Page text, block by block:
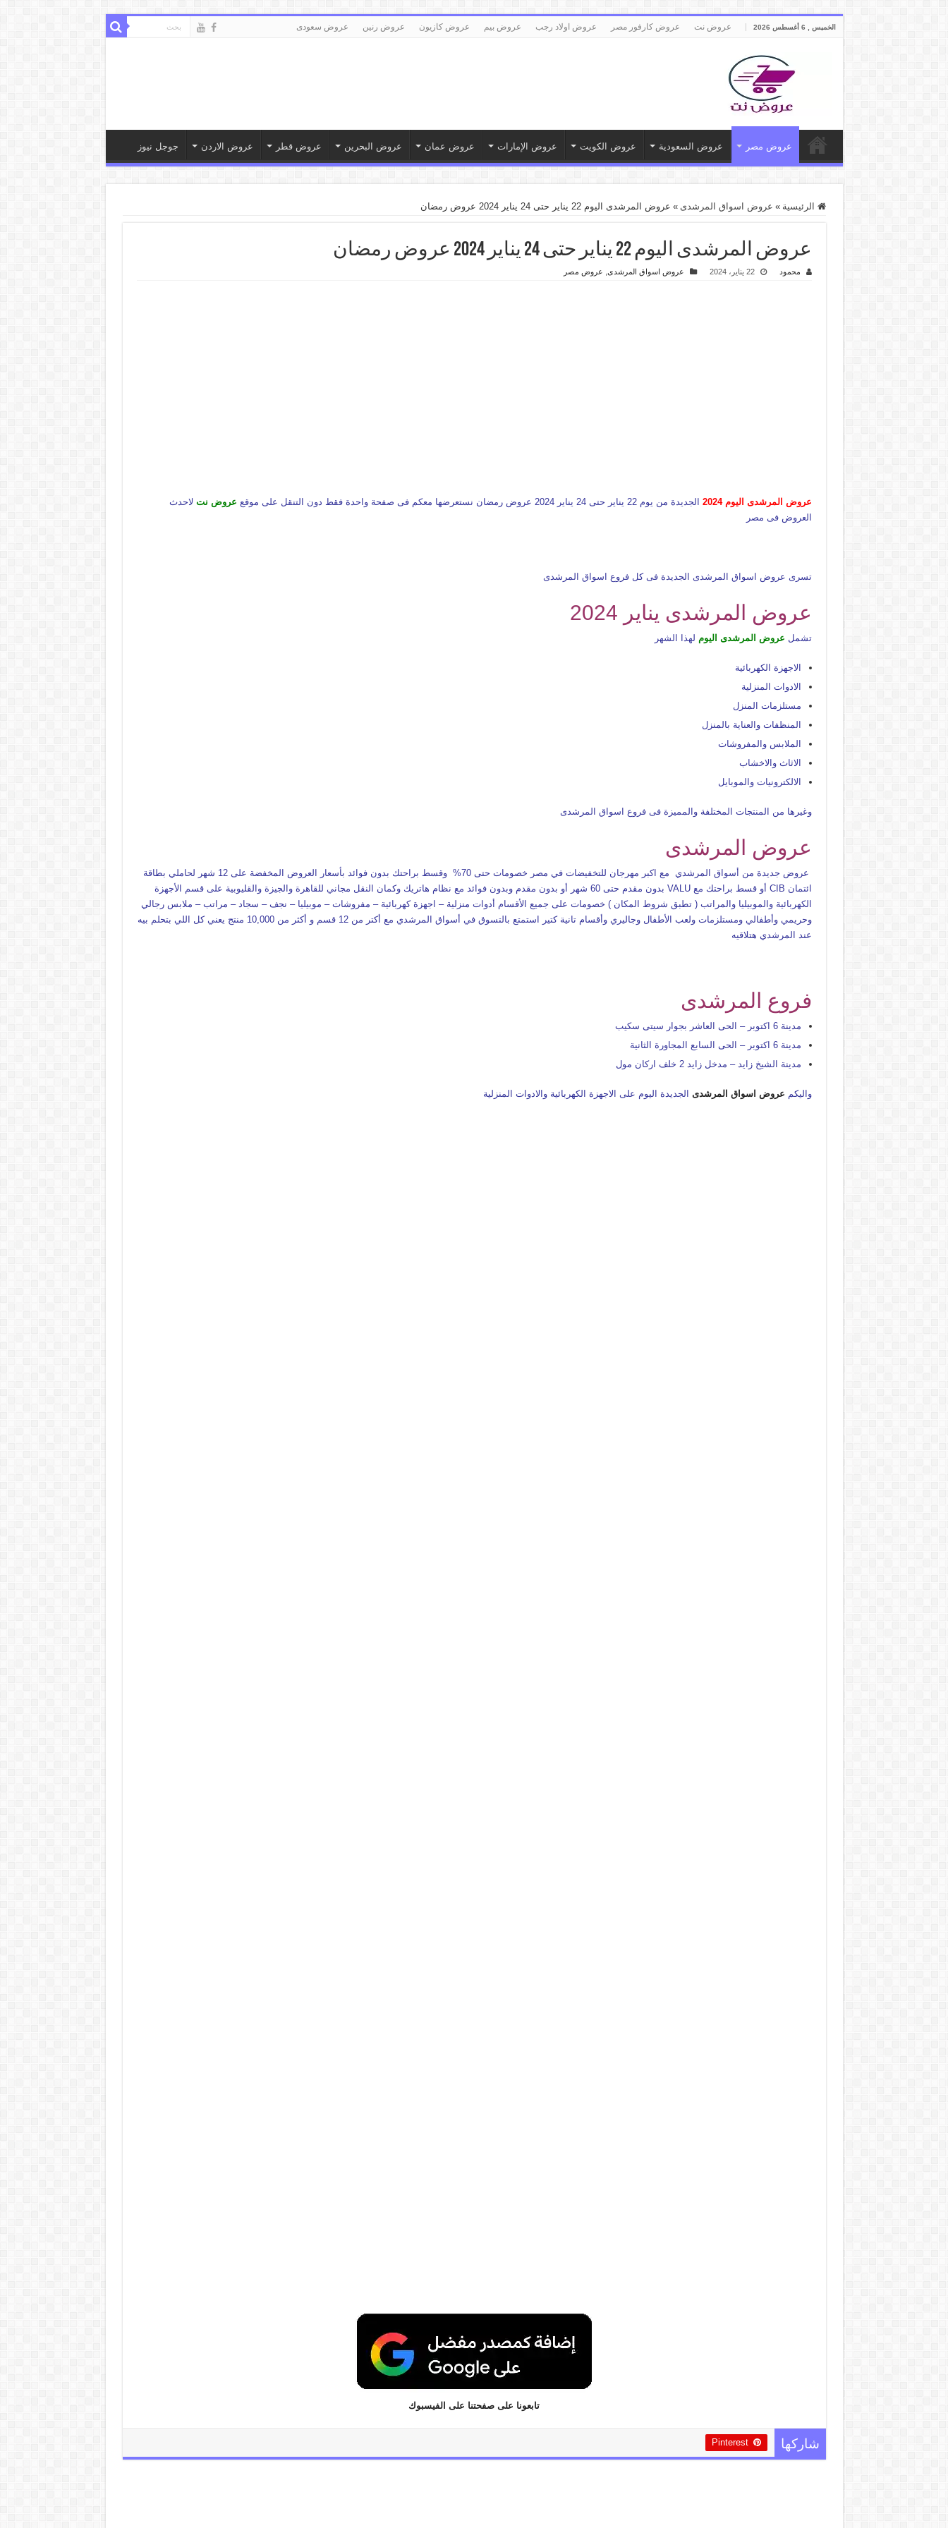
الخميس , 6 أغسطس 2026 عروض نت عروض كارفور مصر عروض اولاد رجب عروض بيم عروض كازيون عروض رنين عروض سعودى
عروض مصر عروض السعودية عروض الكويت عروض الإمارات عروض عمان عروض البحرين عروض قطر عروض الاردن جوجل نيوز
الرئيسية » عروض اسواق المرشدى » عروض المرشدى اليوم 22 يناير حتى 24 يناير 2024 عروض رمضان
عروض المرشدى اليوم 22 يناير حتى 24 يناير 2024 عروض رمضان
محمود 22 يناير، 2024 عروض اسواق المرشدى عروض مصر
عروض المرشدى اليوم 2024 الجديدة من يوم 22 يناير حتى 24 يناير 2024 عروض رمضان نستعرضها معكم فى صفحة واحدة فقط دون التنقل على موقع عروض نت لاحدث
العروض فى مصر
تسرى عروض اسواق المرشدى الجديدة فى كل فروع اسواق المرشدى
عروض المرشدى يناير 2024
تشمل عروض المرشدى اليوم لهذا الشهر
الاجهزة الكهربائية
الادوات المنزلية
مستلزمات المنزل
المنظفات والعناية بالمنزل
الملابس والمفروشات
الاثاث والاخشاب
الالكترونيات والموبايل
وغيرها من المنتجات المختلفة والمميزة فى فروع اسواق المرشدى
عروض المرشدى
عروض جديدة من أسواق المرشدي مع اكبر مهرجان للتخفيضات في مصر خصومات حتى 70% وقسط براحتك بدون فوائد بأسعار العروض المخفضة على 12 شهر لحاملي بطاقة
ائتمان CIB أو قسط براحتك مع VALU بدون مقدم حتى 60 شهر أو بدون مقدم وبدون فوائد مع نظام هاتريك وكمان النقل مجاني للقاهرة والجيزة والقليوبية على قسم الأجهزة
الكهربائية والموبيليا والمراتب ( تطبق شروط المكان ) خصومات على جميع الأقسام أدوات منزلية – اجهزة كهربائية – مفروشات – موبيليا – نجف – سجاد – مراتب – ملابس رجالي
وحريمي وأطفالي ومستلزمات ولعب الأطفال وجاليري وأقسام تانية كتير استمتع بالتسوق في أسواق المرشدي مع أكتر من 12 قسم و أكثر من 10,000 منتج يعني كل اللي بتحلم بيه
عند المرشدي هتلاقيه
فروع المرشدى
مدينة 6 اكتوبر – الحى العاشر بجوار سيتى سكيب
مدينة 6 اكتوبر – الحى السابع المجاورة الثانية
مدينة الشيخ زايد – مدخل زايد 2 خلف اركان مول
واليكم عروض اسواق المرشدى الجديدة اليوم على الاجهزة الكهربائية والادوات المنزلية
تابعونا على صفحتنا على الفيسبوك
شاركها Pinterest